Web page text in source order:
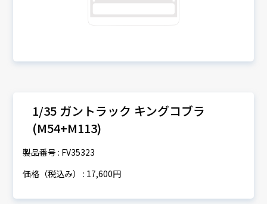
1/35 ガントラック キングコブラ
(M54+M113)
製品番号 : FV35323
価格（税込み） : 17,600円